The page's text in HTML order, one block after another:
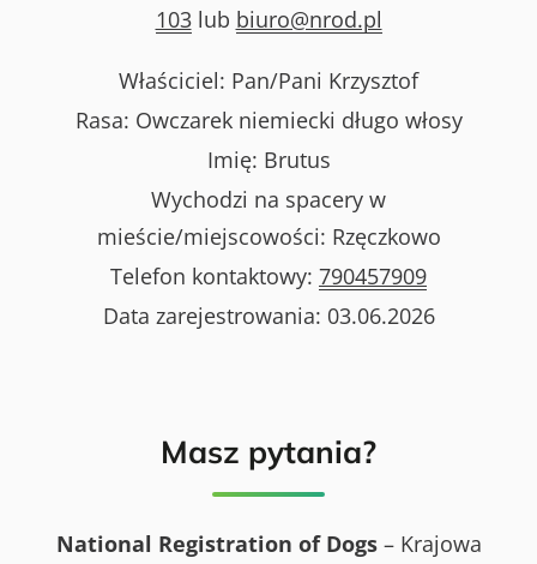
103lub biuro@nrod.pl
Właściciel: Pan/Pani Krzysztof
Rasa: Owczarek niemiecki długo włosy
Imię: Brutus
Wychodzi na spacery w
mieście/miejscowości: Rzęczkowo
Telefon kontaktowy: 790457909
Data zarejestrowania: 03.06.2026
Masz pytania?
National Registration of Dogs– Krajowa